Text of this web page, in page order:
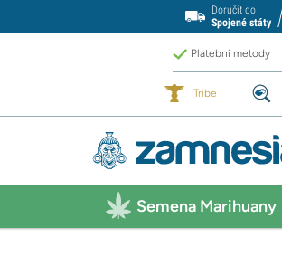
Doručit do
Spojené státy
Platební metody
Tribe
Semena Marihuany